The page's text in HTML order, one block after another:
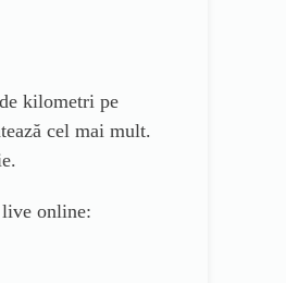
kilometri pe
cel mai mult.
online: